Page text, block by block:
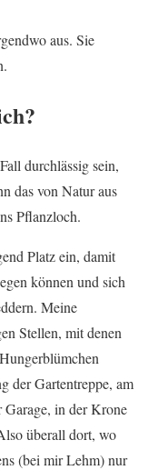
aus. Sie
durchlässig sein,
das von Natur aus
Pflanzloch.
Platz ein, damit
können und sich
Meine
Stellen, mit denen
der Gartentreppe, am
Garage, in der Krone
überall dort, wo
(bei mir Lehm) nur